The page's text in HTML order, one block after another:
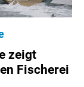
zeigt
Fischerei